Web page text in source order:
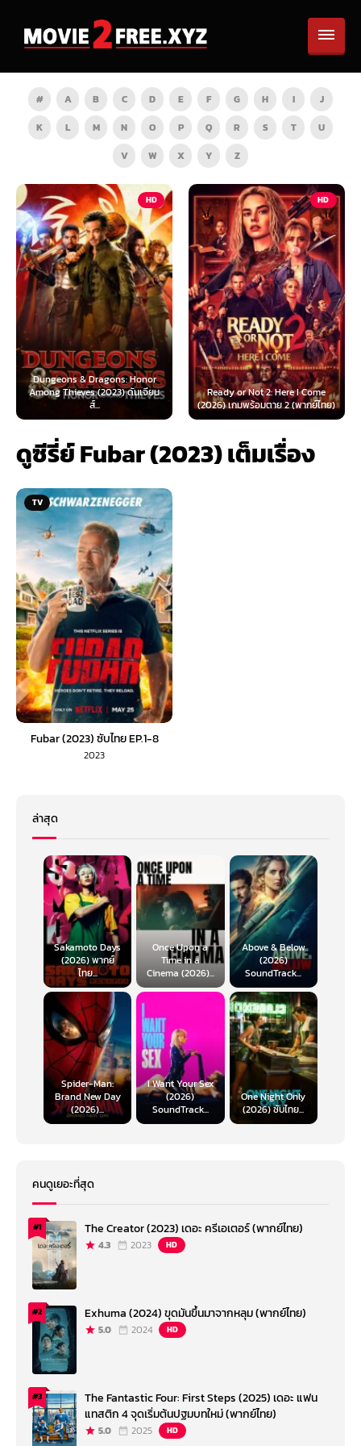
# A B C D E F G H I
J
K
L M N O P Q R S T
U
V
W X Y Z
HD
Dragons: Honor
(2023) ดันเจียน
HD
Ready or Not 2: Here I Come
(2026) เกมพร้อมตาย 2 (พากย์ไทย)
Now You See
(2025) อาช
ดูซีรี่ย์ Fubar (2023) เต็มเรื่อง
TV
Fubar (2023) ซับไทย EP.1-8
2023
ล่าสุด
Sakamoto Days
(2026) พากย์
ไทย...
Once Upon a
Time in a
Cinema (2026)...
Above & Below
(2026)
SoundTrack...
Spider-Man:
Brand New Day
(2026)...
I Want Your Sex
(2026)
SoundTrack...
One Night Only
(2026) ซับไทย...
คนดูเยอะที่สุด
#1 The Creator (2023) เดอะ ครีเอเตอร์ (พากย์ไทย)
4.3 2023 HD
#2 Exhuma (2024) ขุดมันขึ้นมาจากหลุม (พากย์ไทย)
5.0 2024 HD
#3
The Fantastic Four: First Steps (2025) เดอะ แฟน
แทสติก 4 จุดเริ่มต้นปฐมบทใหม่ (พากย์ไทย)
5.0 2025 HD